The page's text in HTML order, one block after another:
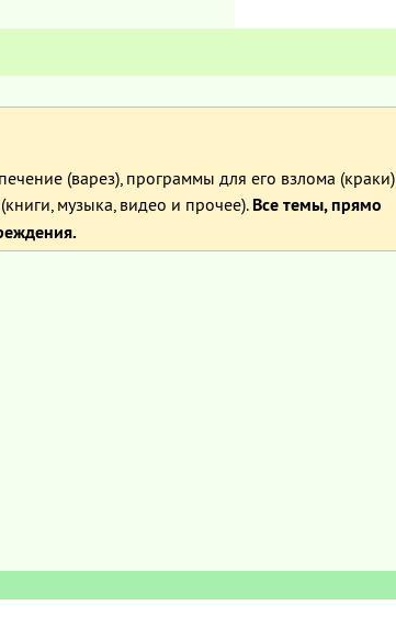
(варез), программы для его взлома (краки)
музыка, видео и прочее). Все темы, прямо